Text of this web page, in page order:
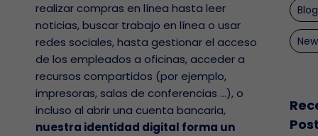
realizar compras en línea hasta leer
noticias, buscar trabajo en línea o usar
redes sociales, hasta gestionar el acceso
de los empleados a oficinas, acceder a
recursos compartidos (por ejemplo,
impresoras, salas de conferencias ...), o
incluso al abrir una cuenta bancaria,
nuestra identidad digital forma un
Blog